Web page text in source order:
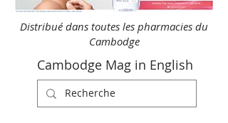
Distribué dans toutes les pharmacies du
Cambodge
Cambodge Mag in English